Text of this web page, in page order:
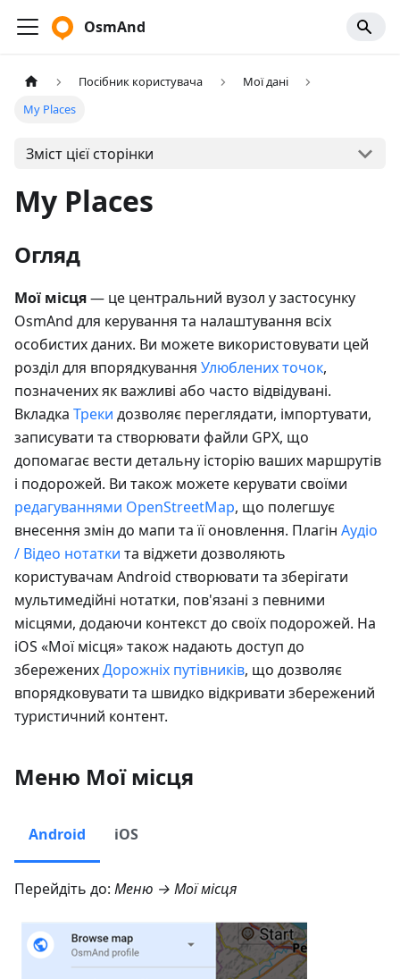
OsmAnd
Посібник користувача
Мої дані
My Places
Зміст цієї сторінки
My Places
Огляд
Мої місця— це центральний вузол у застосунку
OsmAnd для керування та налаштування всіх
особистих даних. Ви можете використовувати цей
розділ для впорядкування Улюблених точок,
позначених як важливі або часто відвідувані.
Вкладка Треки дозволяє переглядати, імпортувати,
записувати та створювати файли GPX, що
допомагає вести детальну історію ваших маршрутів
і подорожей. Ви також можете керувати своїми
редагуваннями OpenStreetMap, що полегшує
внесення змін до мапи та її оновлення. Плагін Аудіо
/ Відео нотатки та віджети дозволяють
користувачам Android створювати та зберігати
мультимедійні нотатки, пов'язані з певними
місцями, додаючи контекст до своїх подорожей. На
iOS «Мої місця» також надають доступ до
збереженихДорожніх путівників, що дозволяє
впорядковувати та швидко відкривати збережений
туристичний контент.
Меню Мої місця
Android iOS
Перейдіть до: Меню → Мої місця